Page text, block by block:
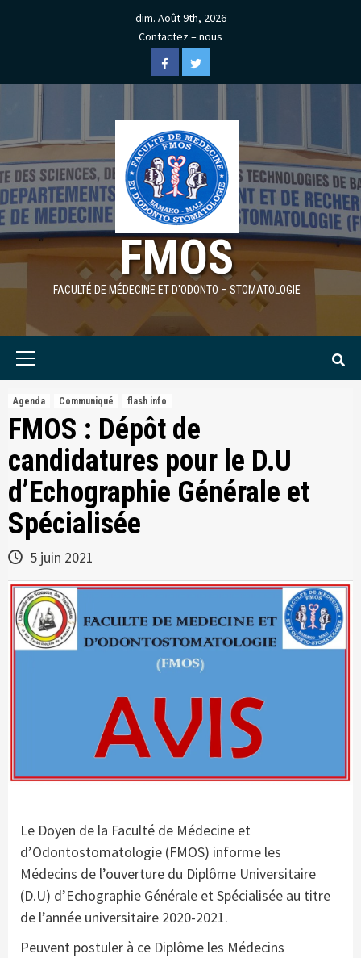
dim. Août 9th, 2026
Contactez – nous
FacebookTwitter
FMOS
FACULTÉ DE MÉDECINE ET D'ODONTO – STOMATOLOGIE
Agenda Communiqué flash info
FMOS : Dépôt de
candidatures pour le D.U
d’Echographie Générale et
Spécialisée
5 juin 2021
Le Doyen de la Faculté de Médecine et
d’Odontostomatologie (FMOS) informe les
Médecins de l’ouverture du Diplôme Universitaire
(D.U) d’Echographie Générale et Spécialisée au titre
de l’année universitaire 2020-2021.
Peuvent postuler à ce Diplôme les Médecins